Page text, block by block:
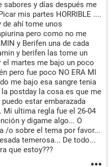
y días después me
mis partes HORRIBLE ....
de ahí tome unos
pero como no me
y Berifen una de cada
y berifen las tome un
el martes me bajo un poco
pero fue poco NO ERA MI
me bajo esa sangre tenia
postday la cosa es que me
estar embarazada
ultima regla fue el 26-04
y digame algo... O
/o sobre el tema por favor...
temerosa... De todo...
que estoy???